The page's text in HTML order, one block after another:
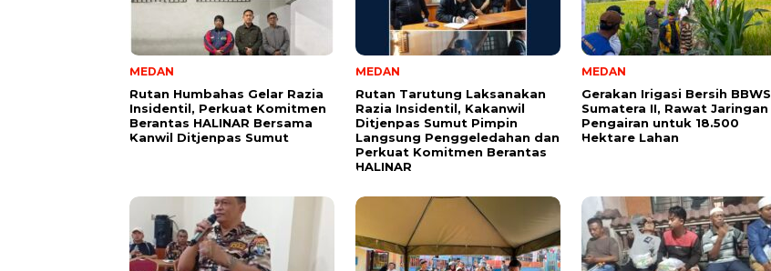
MEDAN
Rutan Humbahas Gelar Razia
Insidentil, Perkuat Komitmen
Berantas HALINAR Bersama
Kanwil Ditjenpas Sumut
MEDAN
Rutan Tarutung Laksanakan
Razia Insidentil, Kakanwil
Ditjenpas Sumut Pimpin
Langsung Penggeledahan dan
Perkuat Komitmen Berantas
HALINAR
MEDAN
Gerakan Irigasi Bersih BBWS
Sumatera II, Rawat Jaringan
Pengairan untuk 18.500
Hektare Lahan